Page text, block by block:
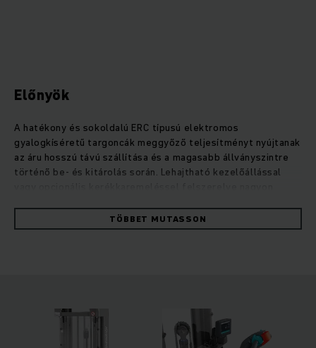
Előnyök
A hatékony és sokoldalú ERC típusú elektromos
gyalogkíséretű targoncák meggyőző teljesítményt nyújtanak
az áru hosszú távú szállítása és a magasabb állványszintre
történő be- és kitárolás során. Lehajtható kezelőállással
nagyobb szabadmagasságnak köszönhetően a padló
egyenetlenségei és a rámpák sem jelentenek problémát.
terheket 6 méter emelési magasságig. Emellett a négykerék
koncepció, az opcionális asszisztensrendszerek, például az
operationCONTROL túlterhelésre figyelmeztető rendszer
TÖBBET MUTASSON